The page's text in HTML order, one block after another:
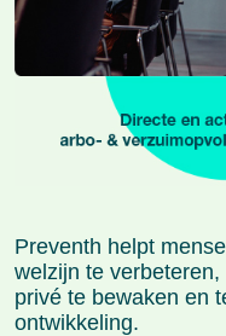
Preventh helpt
welzijn te
privé te bewaken en
ontwikkeling.